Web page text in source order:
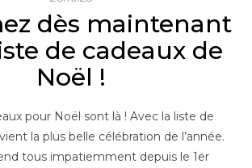
dès maintenant
de cadeaux de
Noël !
pour Noël sont là ! Avec la liste de
la plus belle célébration de l’année.
tous impatiemment depuis le 1er